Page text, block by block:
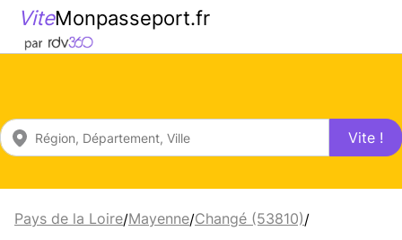
ViteMonpasseport.fr
Vite !
Pays de la Loire/Mayenne/Changé (53810)/